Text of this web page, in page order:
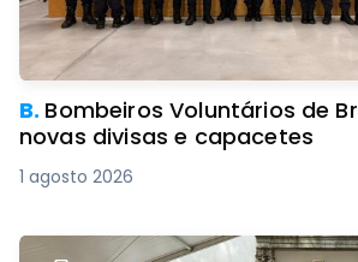
B. Bombeiros Voluntários de
novas divisas e capacetes
1 agosto 2026